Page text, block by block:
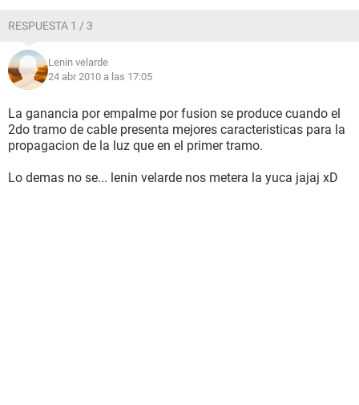
RESPUESTA 1 / 3
Lenin velarde
24 abr 2010 a las 17:05
La ganancia por empalme por fusion se produce cuando el
2do tramo de cable presenta mejores caracteristicas para la
propagacion de la luz que en el primer tramo.
Lo demas no se... lenin velarde nos metera la yuca jajaj xD